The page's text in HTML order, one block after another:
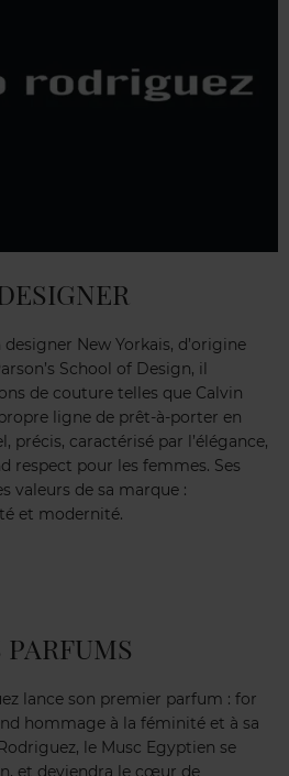
New Yorkais, d’origine
School of Design, il
de couture telles que Calvin
ligne de prêt-à-porter en
précis, caractérisé par l’élégance,
respect pour les femmes. Ses
valeurs de sa marque :
et modernité.
PARFUMS
lance son premier parfum : for
hommage à la féminité et à sa
le Musc Egyptien se
et deviendra le cœur de